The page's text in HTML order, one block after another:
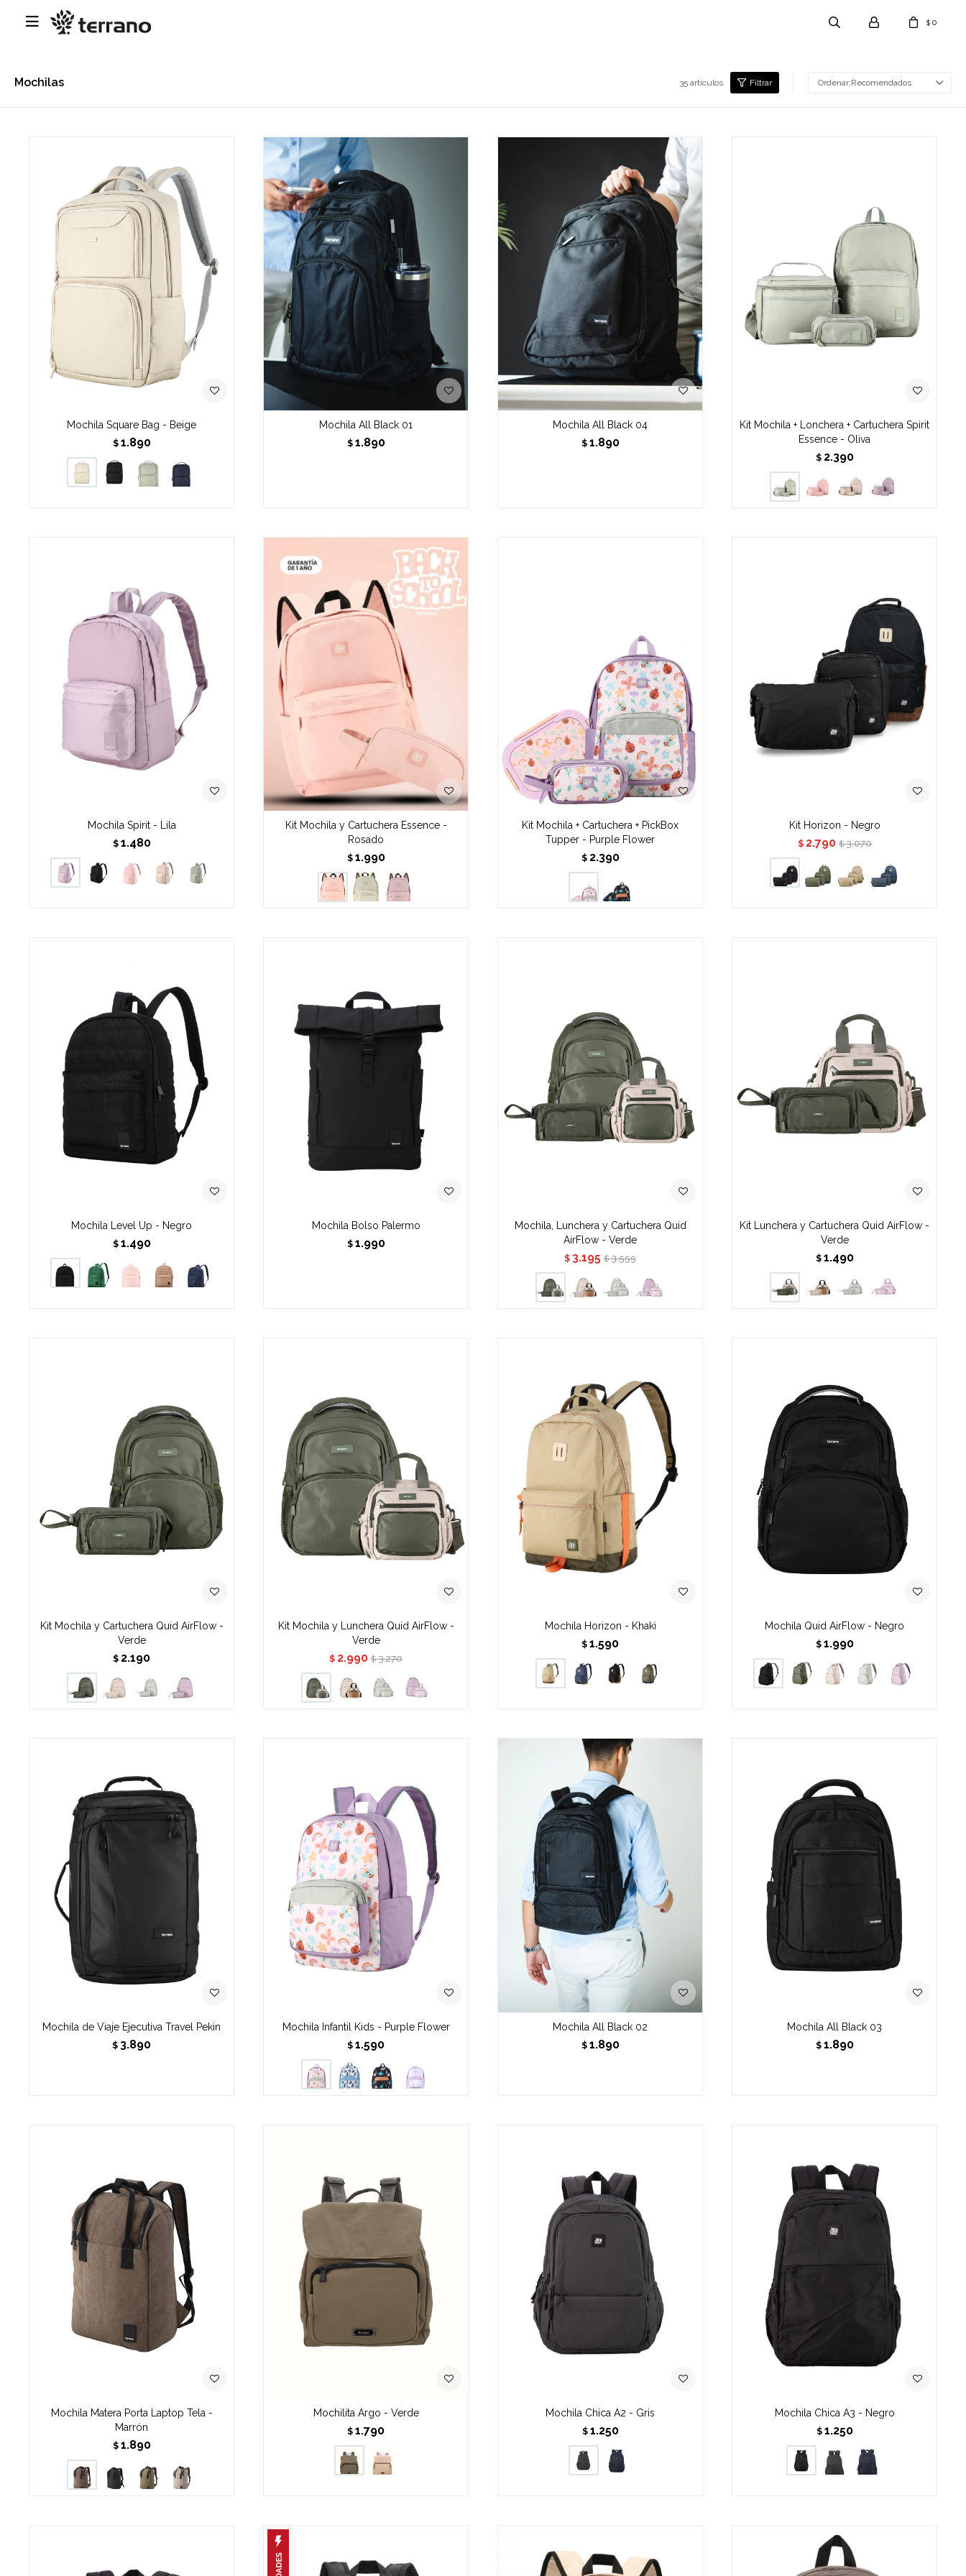
$ 0

Mochilas 35 artículos Recomendados
Mochila Square Bag - Beige
$ 1.890
Mochila All Black 01
$ 1.890
Mochila All Black 04
$ 1.890
Kit Mochila + Lonchera + Cartuchera Spirit
Essence - Oliva
$ 2.390
Mochila Spirit - Lila
$ 1.480
Kit Mochila y Cartuchera Essence -
Rosado
$ 1.990
Kit Mochila + Cartuchera + PickBox
Tupper - Purple Flower
$ 2.390
Kit Horizon - Negro
$ 2.790 $ 3.070
Mochila Level Up - Negro
$ 1.490
Mochila Bolso Palermo
$ 1.990
Mochila, Lunchera y Cartuchera Quid
AirFlow - Verde
$ 3.195 $ 3.555
Kit Lunchera y Cartuchera Quid AirFlow -
Verde
$ 1.490
Kit Mochila y Cartuchera Quid AirFlow -
Verde
$ 2.190
Kit Mochila y Lunchera Quid AirFlow -
Verde
$ 2.990 $ 3.270
Mochila Horizon - Khaki
$ 1.590
Mochila Quid AirFlow - Negro
$ 1.990
Mochila de Viaje Ejecutiva Travel Pekin
$ 3.890
Mochila Infantil Kids - Purple Flower
$ 1.590
Mochila All Black 02
$ 1.890
Mochila All Black 03
$ 1.890
Mochila Matera Porta Laptop Tela -
Marrón
$ 1.890
Mochilita Argo - Verde
$ 1.790
Mochila Chica A2 - Gris
$ 1.250
Mochila Chica A3 - Negro
$ 1.250